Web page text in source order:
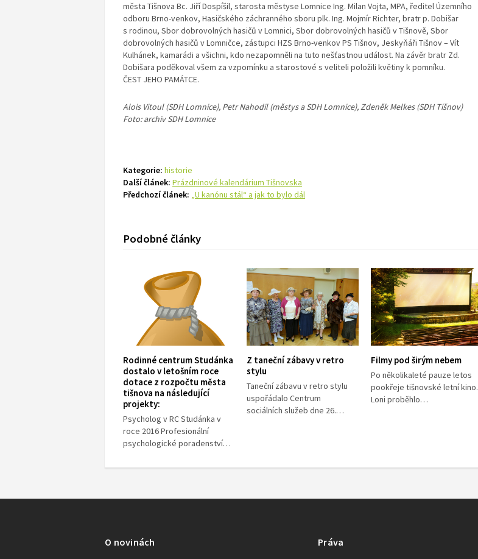
města Tišnova Bc. Jiří Dospíšil, starosta městyse Lomnice Ing. Milan Vojta, MPA, ředitel Územního
odboru Brno-venkov, Hasičského záchranného sboru plk. Ing. Mojmír Richter, bratr p. Dobišar
s rodinou, Sbor dobrovolných hasičů v Lomnici, Sbor dobrovolných hasičů v Tišnově, Sbor
dobrovolných hasičů v Lomničce, zástupci HZS Brno-venkov PS Tišnov, Jeskyňáři Tišnov – Vít
Kulhánek, kamarádi a všichni, kdo nezapomněli na tuto nešťastnou událost. Na závěr bratr Zd.
Dobišara poděkoval všem za vzpomínku a starostové s veliteli položili květiny k pomníku.
ČEST JEHO PAMÁTCE.
Alois Vitoul (SDH Lomnice), Petr Nahodil (městys a SDH Lomnice), Zdeněk Melkes (SDH Tišnov)
Foto: archiv SDH Lomnice
Kategorie: historie
Další článek: Prázdninové kalendárium Tišnovska
Předchozí článek: „U kanónu stál“ a jak to bylo dál
Podobné články
Rodinné centrum Studánka
dostalo v letošním roce
dotace z rozpočtu města
tišnova na následující
projekty:
Psycholog v RC Studánka v
roce 2016 Profesionální
psychologické poradenství…
Z taneční zábavy v retro
stylu
Taneční zábavu v retro stylu
uspořádalo Centrum
sociálních služeb dne 26.…
Filmy pod širým nebem
Po několikaleté pauze letos
pookřeje tišnovské letní kino.
Loni proběhlo…
O novinách Práva